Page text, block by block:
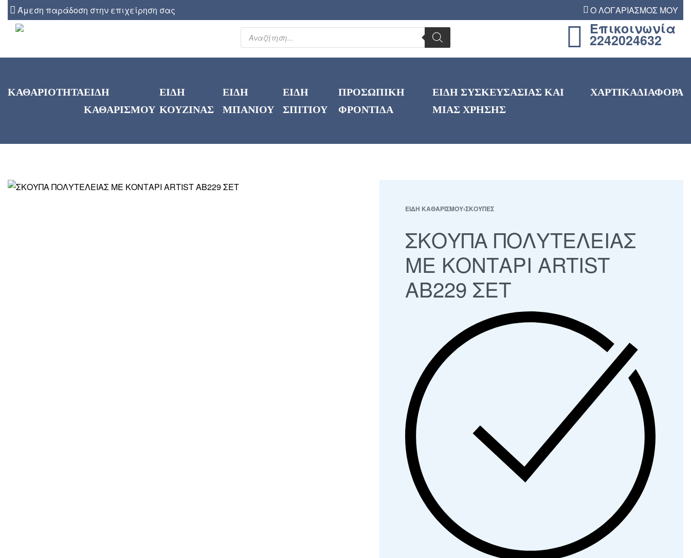
Άμεση παράδοση στην επιχείρηση σας Ο ΛΟΓΑΡΙΑΣΜΟΣ ΜΟΥ
Επικοινωνία
2242024632
ΚΑΘΑΡΙΟΤΗΤΑΕΙΔΗ
ΚΑΘΑΡΙΣΜΟΥ
ΕΙΔΗ
ΚΟΥΖΙΝΑΣ
ΕΙΔΗ
ΜΠΑΝΙΟΥ
ΕΙΔΗ
ΣΠΙΤΙΟΥ
ΠΡΟΣΩΠΙΚΗ
ΦΡΟΝΤΙΔΑ
ΕΙΔΗ ΣΥΣΚΕΥΣΑΣΙΑΣ ΚΑΙ
ΜΙΑΣ ΧΡΗΣΗΣ
ΧΑΡΤΙΚΑΔΙΑΦΟΡΑ
ΕΙΔΗ ΚΑΘΑΡΙΣΜΟΥ›ΣΚΟΥΠΕΣ
ΣΚΟΥΠΑ ΠΟΛΥΤΕΛΕΙΑΣ
ΜΕ ΚΟΝΤΑΡΙ ARTIST
AB229 ΣΕΤ